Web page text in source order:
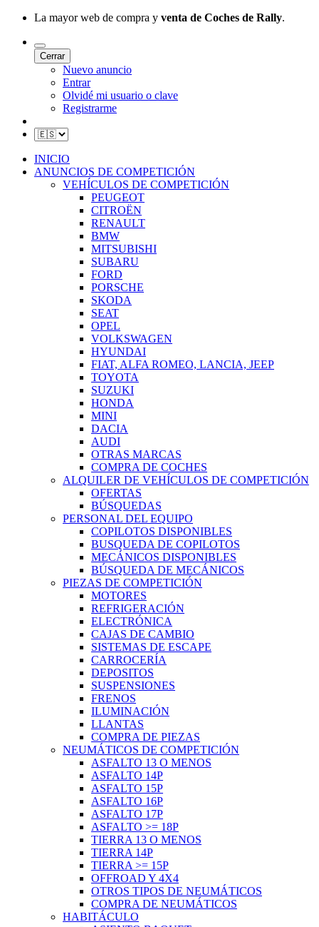
La mayor web de compra y venta de Coches de Rally.
Cerrar
Nuevo anuncio
Entrar
Olvidé mi usuario o clave
Registrarme
INICIO
ANUNCIOS DE COMPETICIÓN
VEHÍCULOS DE COMPETICIÓN
PEUGEOT
CITROËN
RENAULT
BMW
MITSUBISHI
SUBARU
FORD
PORSCHE
SKODA
SEAT
OPEL
VOLKSWAGEN
HYUNDAI
FIAT, ALFA ROMEO, LANCIA, JEEP
TOYOTA
SUZUKI
HONDA
MINI
DACIA
AUDI
OTRAS MARCAS
COMPRA DE COCHES
ALQUILER DE VEHÍCULOS DE COMPETICIÓN
OFERTAS
BÚSQUEDAS
PERSONAL DEL EQUIPO
COPILOTOS DISPONIBLES
BUSQUEDA DE COPILOTOS
MECÁNICOS DISPONIBLES
BÚSQUEDA DE MECÁNICOS
PIEZAS DE COMPETICIÓN
MOTORES
REFRIGERACIÓN
ELECTRÓNICA
CAJAS DE CAMBIO
SISTEMAS DE ESCAPE
CARROCERÍA
DEPOSITOS
SUSPENSIONES
FRENOS
ILUMINACIÓN
LLANTAS
COMPRA DE PIEZAS
NEUMÁTICOS DE COMPETICIÓN
ASFALTO 13 O MENOS
ASFALTO 14P
ASFALTO 15P
ASFALTO 16P
ASFALTO 17P
ASFALTO >= 18P
TIERRA 13 O MENOS
TIERRA 14P
TIERRA >= 15P
OFFROAD Y 4X4
OTROS TIPOS DE NEUMÁTICOS
COMPRA DE NEUMÁTICOS
HABITÁCULO